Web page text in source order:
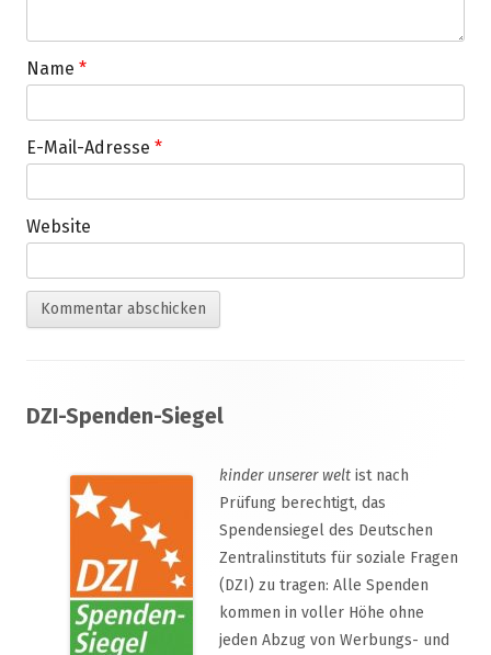
Name *
E-Mail-Adresse *
Website
Inhalt
DZI-Spenden-Siegel
kinder unserer welt ist nach
Prüfung berechtigt, das
Spendensiegel des Deutschen
Zentralinstituts für soziale Fragen
(DZI) zu tragen: Alle Spenden
kommen in voller Höhe ohne
jeden Abzug von Werbungs- und